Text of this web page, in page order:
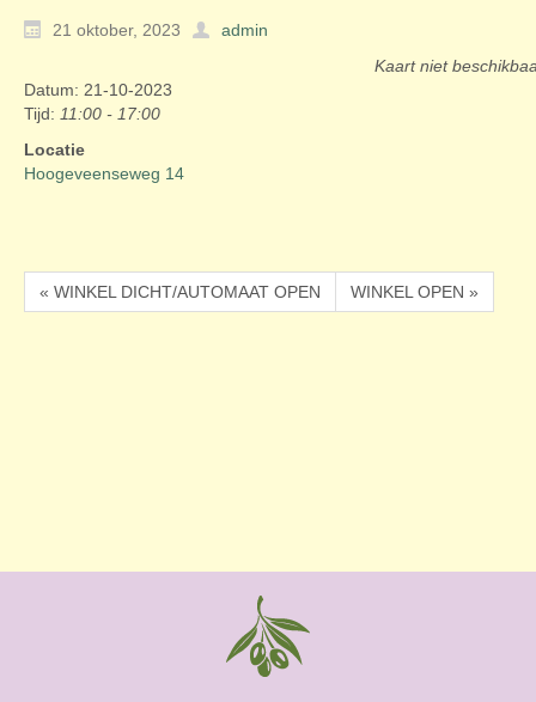
21 oktober, 2023
admin
Kaart niet
Datum: 21-10-2023
Tijd: 11:00 - 17:00
Locatie
Hoogeveenseweg 14
« WINKEL DICHT/AUTOMAAT OPEN WINKEL OPEN »